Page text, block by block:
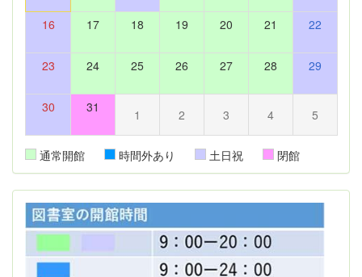
16 17 18 19 20 21 22
23 24 25 26 27 28 29
30 31 1 2 3 4 5
通常開館 時間外あり 土日祝 閉館